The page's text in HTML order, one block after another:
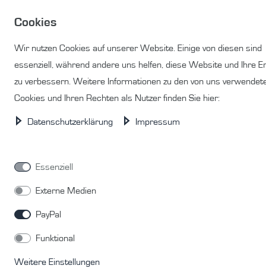
Cookies
Wir nutzen Cookies auf unserer Website. Einige von diesen sind
essenziell, während andere uns helfen, diese Website und Ihre
zu verbessern. Weitere Informationen zu den von uns
Cookies und Ihren Rechten als Nutzer finden Sie hier:
Daten­schutz­erklärung Impressum
Essenziell
Externe Medien
PayPal
Funktional
Weitere Einstellungen